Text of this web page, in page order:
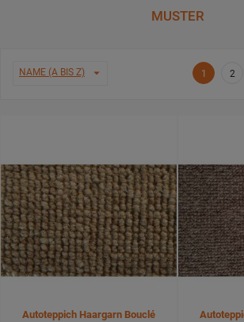
MUSTER
NAME (A BIS Z)  1 2
Autoteppich Haargarn Bouclé